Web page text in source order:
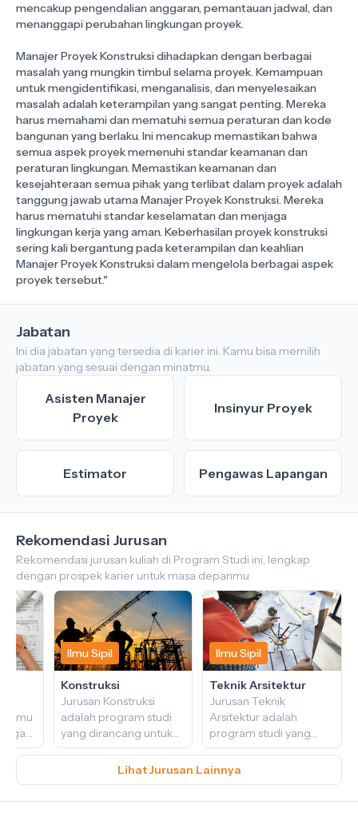
mencakup pengendalian anggaran, pemantauan jadwal, dan
menanggapi perubahan lingkungan proyek.
Manajer Proyek Konstruksi dihadapkan dengan berbagai
masalah yang mungkin timbul selama proyek. Kemampuan
untuk mengidentifikasi, menganalisis, dan menyelesaikan
masalah adalah keterampilan yang sangat penting. Mereka
harus memahami dan mematuhi semua peraturan dan kode
bangunan yang berlaku. Ini mencakup memastikan bahwa
semua aspek proyek memenuhi standar keamanan dan
peraturan lingkungan. Memastikan keamanan dan
kesejahteraan semua pihak yang terlibat dalam proyek adalah
tanggung jawab utama Manajer Proyek Konstruksi. Mereka
harus mematuhi standar keselamatan dan menjaga
lingkungan kerja yang aman. Keberhasilan proyek konstruksi
sering kali bergantung pada keterampilan dan keahlian
Manajer Proyek Konstruksi dalam mengelola berbagai aspek
Jabatan
Ini dia jabatan yang tersedia di karier ini. Kamu bisa memilih
jabatan yang sesuai dengan minatmu.
Asisten Manajer
Proyek
Insinyur Proyek
Estimator Pengawas Lapangan
Rekomendasi Jurusan
Rekomendasi jurusan kuliah di Program Studi ini, lengkap
dengan prospek karier untuk masa depanmu
Ilmu Sipil
Arsitektur
Jurusan Arsitektur
merupakan disiplin ilmu
yang berkaitan dengan
perencanaan, desain,
bangunan dan ruang.
Ilmu Sipil
Konstruksi
Jurusan Konstruksi
adalah program studi
yang dirancang untuk
memberikan
pemahaman
mendalam tentang
Ilmu
Lihat Jurusan Lainnya